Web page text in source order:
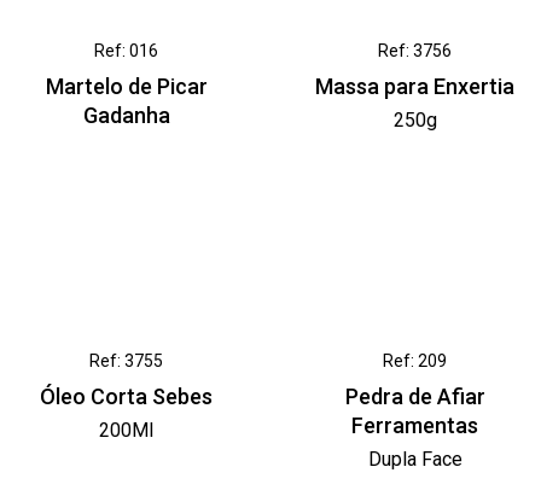
Ref: 016
Martelo de Picar
Gadanha
Ref: 3756
Massa para Enxertia
250g
Ref: 3755
Óleo Corta Sebes
200Ml
Ref: 209
Pedra de Afiar
Ferramentas
Dupla Face